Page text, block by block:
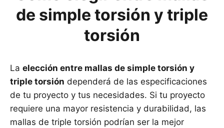
de simple torsión y triple
torsión
La elección entre mallas de simple torsión y
triple torsión dependerá de las especificaciones
de tu proyecto y tus necesidades. Si tu proyecto
requiere una mayor resistencia y durabilidad, las
mallas de triple torsión podrían ser la mejor